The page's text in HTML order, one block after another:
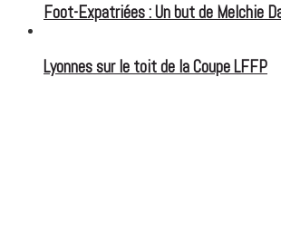
Foot-Expatriées : Un but de Melchie
Lyonnes sur le toit de la Coupe LFFP